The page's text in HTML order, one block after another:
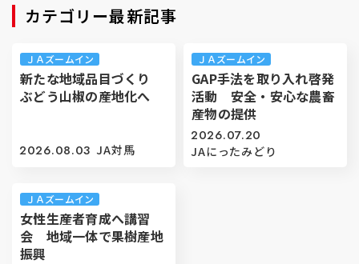
カテゴリー最新記事
ＪＡズームイン
新たな地域品目づくり
ぶどう山椒の産地化へ
2026.08.03 JA対馬
ＪＡズームイン
GAP手法を取り入れ啓発
活動 安全・安心な農畜
産物の提供
2026.07.20
JAにったみどり
ＪＡズームイン
女性生産者育成へ講習
会 地域一体で果樹産地
振興